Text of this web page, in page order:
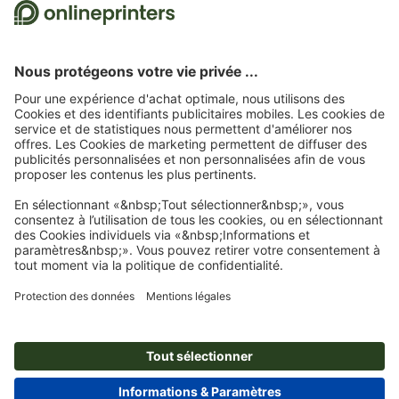
Nous utilisons Trustpilot comme prestataire indépendant pour collecter des
évaluations. Vous trouverez
Page d'accueil Cartes postales Cartes postales standard Cartes postales, A6
À propos de nous
Presse
Service
Modes de paiement
Blog
15 %